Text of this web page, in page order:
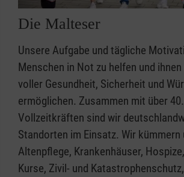
Die Malteser
Unsere Aufgabe und tägliche
Menschen in Not zu helfen und ihnen
voller Gesundheit, Sicherheit und
ermöglichen. Zusammen mit über
Vollzeitkräften sind wir
Standorten im Einsatz. Wir kümmern
Altenpflege, Krankenhäuser,
Kurse, Zivil- und Katastrophenschutz,